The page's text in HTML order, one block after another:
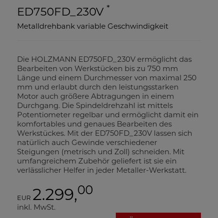
ED750FD_230V *
Metalldrehbank variable Geschwindigkeit
Die HOLZMANN ED750FD_230V ermöglicht das
Bearbeiten von Werkstücken bis zu 750 mm
Länge und einem Durchmesser von maximal 250
mm und erlaubt durch den leistungsstarken
Motor auch größere Abtragungen in einem
Durchgang. Die Spindeldrehzahl ist mittels
Potentiometer regelbar und ermöglicht damit ein
komfortables und genaues Bearbeiten des
Werkstückes. Mit der ED750FD_230V lassen sich
natürlich auch Gewinde verschiedener
Steigungen (metrisch und Zoll) schneiden. Mit
umfangreichem Zubehör geliefert ist sie ein
verlässlicher Helfer in jeder Metaller-Werkstatt.
EUR 2.299,00
inkl. MwSt.